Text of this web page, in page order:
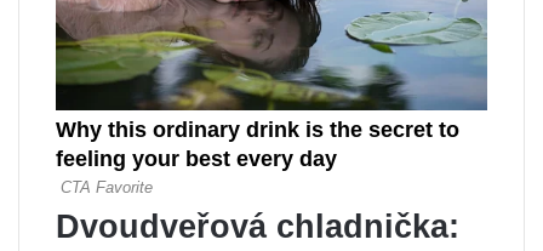
Dvoudveřová chladnička: